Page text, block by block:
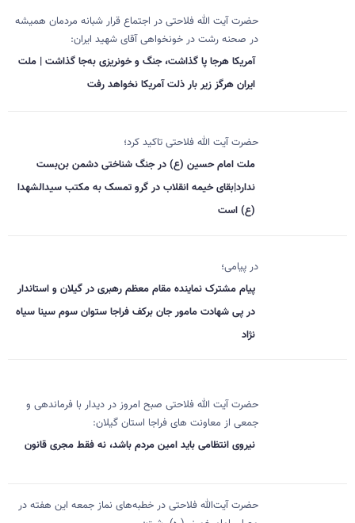
حضرت آیت الله فلاحتی در اجتماع قرار شبانه مردمان همیشه
در صحنه رشت در خونخواهی آقای شهید ایران:
آمریکا هرجا پا گذاشت، جنگ و خونریزی به‌جا گذاشت | ملت
ایران هرگز زیر بار ذلت آمریکا نخواهد رفت
حضرت آیت الله فلاحتی تاکید کرد؛
ملت امام حسین (ع) در جنگ شناختی دشمن بن‌بست
ندارد|بقای خیمه انقلاب در گرو تمسک به مکتب سیدالشهدا
(ع) است
در پیامی؛
پیام مشترک نماینده مقام معظم رهبری در گیلان و استاندار
در پی شهادت مامور جان برکف فراجا ستوان سوم سینا سیاه
نژاد
حضرت آیت الله فلاحتی صبح امروز در دیدار با فرماندهی و
جمعی از معاونت های فراجا استان گیلان:
نیروی انتظامی باید امین مردم باشد، نه فقط مجری قانون
حضرت آیت‌الله فلاحتی در خطبه‌های نماز جمعه این هفته در